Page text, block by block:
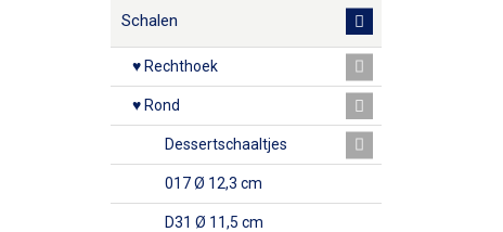
Schalen
♥ Rechthoek
♥ Rond
Dessertschaaltjes
017 Ø 12,3 cm
D31 Ø 11,5 cm